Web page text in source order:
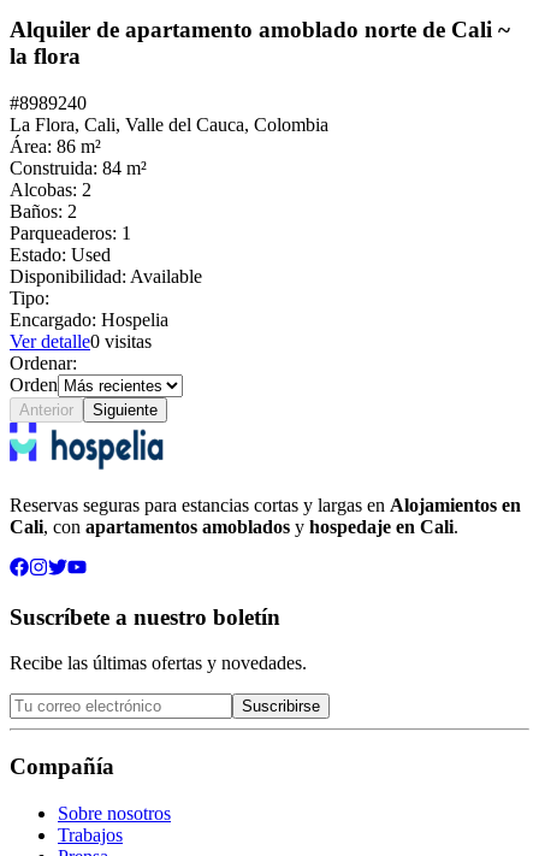
Alquiler de apartamento amoblado norte de Cali ~
la flora
#8989240
La Flora, Cali, Valle del Cauca, Colombia
Área: 86 m²
Construida: 84 m²
Alcobas: 2
Baños: 2
Parqueaderos: 1
Estado: Used
Disponibilidad: Available
Tipo:
Encargado: Hospelia
Ver detalle0 visitas
Ordenar:
Orden
Anterior Siguiente
Reservas seguras para estancias cortas y largas en Alojamientos en
Cali, con apartamentos amoblados y hospedaje en Cali.
Suscríbete a nuestro boletín
Recibe las últimas ofertas y novedades.
Suscribirse
Compañía
Sobre nosotros
Trabajos